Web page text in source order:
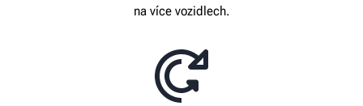
na více vozidlech.